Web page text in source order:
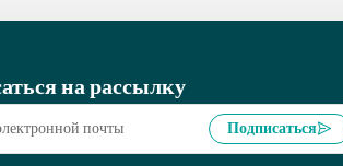
на рассылку
Подписаться